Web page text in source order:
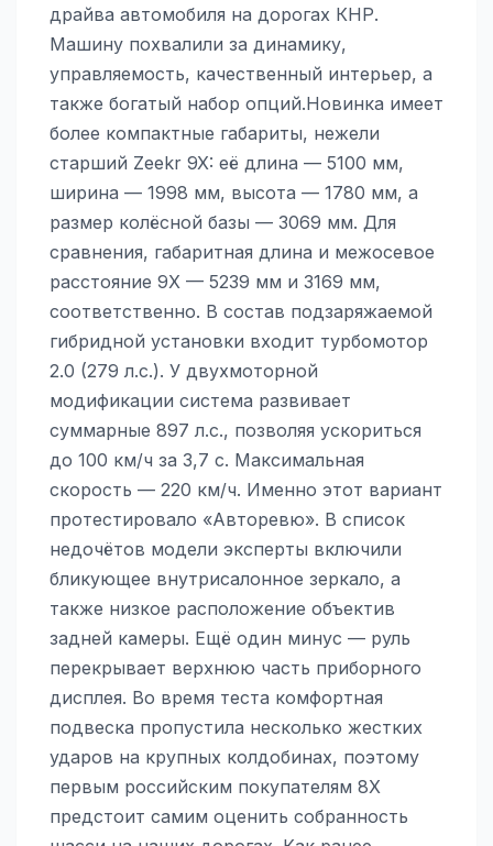
драйва автомобиля на дорогах КНР.
Машину похвалили за динамику,
управляемость, качественный интерьер, а
также богатый набор опций.Новинка имеет
более компактные габариты, нежели
старший Zeekr 9X: её длина — 5100 мм,
ширина — 1998 мм, высота — 1780 мм, а
размер колёсной базы — 3069 мм. Для
сравнения, габаритная длина и межосевое
расстояние 9X — 5239 мм и 3169 мм,
соответственно. В состав подзаряжаемой
гибридной установки входит турбомотор
2.0 (279 л.с.). У двухмоторной
модификации система развивает
суммарные 897 л.с., позволяя ускориться
до 100 км/ч за 3,7 с. Максимальная
скорость — 220 км/ч. Именно этот вариант
протестировало «Авторевю». В список
недочётов модели эксперты включили
бликующее внутрисалонное зеркало, а
также низкое расположение объектив
задней камеры. Ещё один минус — руль
перекрывает верхнюю часть приборного
дисплея. Во время теста комфортная
подвеска пропустила несколько жестких
ударов на крупных колдобинах, поэтому
первым российским покупателям 8X
предстоит самим оценить собранность